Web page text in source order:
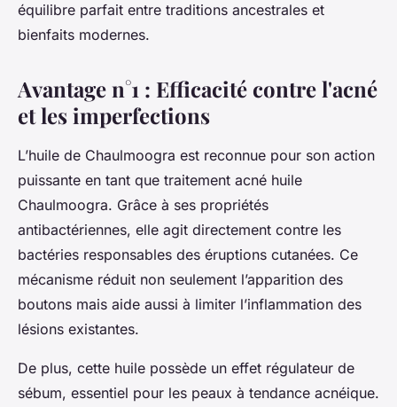
équilibre parfait entre traditions ancestrales et
bienfaits modernes.
Avantage n°1 : Efficacité contre l'acné
et les imperfections
L’huile de Chaulmoogra est reconnue pour son action
puissante en tant que traitement acné huile
Chaulmoogra. Grâce à ses propriétés
antibactériennes, elle agit directement contre les
bactéries responsables des éruptions cutanées. Ce
mécanisme réduit non seulement l’apparition des
boutons mais aide aussi à limiter l’inflammation des
lésions existantes.
De plus, cette huile possède un effet régulateur de
sébum, essentiel pour les peaux à tendance acnéique.